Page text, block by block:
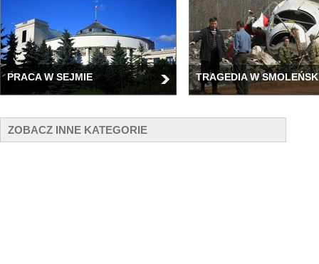
PRACA W SEJMIE TRAGEDIA W
ZOBACZ INNE KATEGORIE